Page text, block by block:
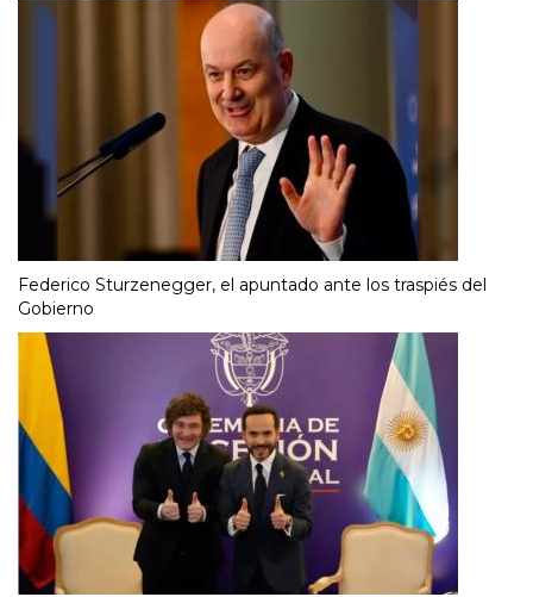
Federico Sturzenegger, el apuntado ante los traspiés del
Gobierno